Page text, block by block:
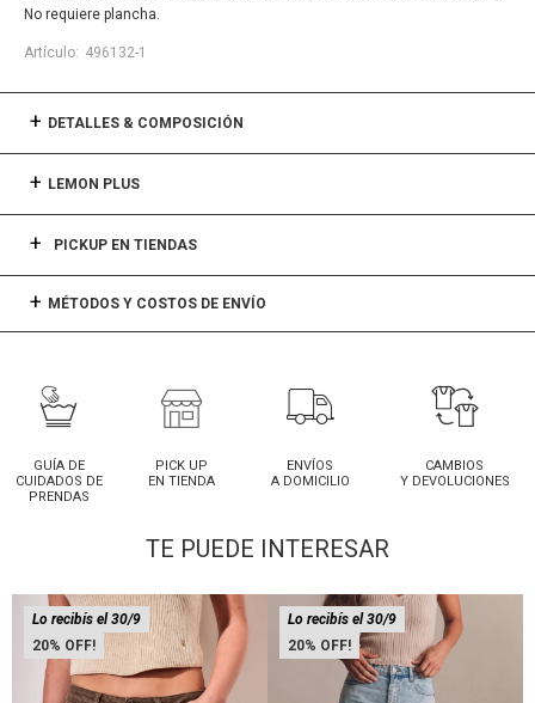
No requiere plancha.
496132-1
DETALLES & COMPOSICIÓN
LEMON PLUS
PICKUP EN TIENDAS
MÉTODOS Y COSTOS DE ENVÍO
GUÍA DE
CUIDADOS DE
PRENDAS
PICK UP
EN TIENDA
ENVÍOS
A DOMICILIO
CAMBIOS
Y DEVOLUCIONES
TE PUEDE INTERESAR
20
Lo recibís el 30/9
20
Lo recibís el 30/9